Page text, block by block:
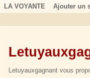
LA VOYANTE Ajouter un
Letuyauxgagnant vous